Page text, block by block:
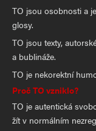
TO jsou osobnosti a
glosy.
TO jsou texty,
a bublináže.
TO je nekorektní
Proč TO vzniklo?
TO je autentická
žít v normálním